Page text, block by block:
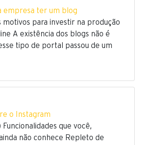
empresa ter um blog
motivos para investir na produção
A existência dos blogs não é
tipo de portal passou de um
o Instagram
que você,
não conhece Repleto de